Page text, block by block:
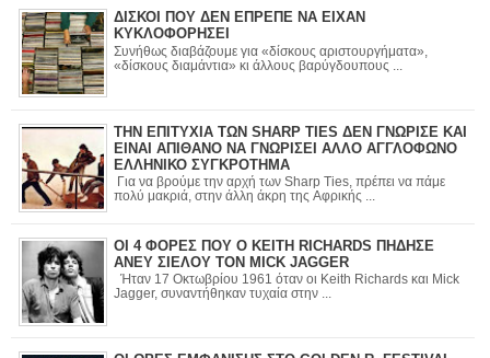
ΔΙΣΚΟΙ ΠΟΥ ΔΕΝ ΕΠΡΕΠΕ ΝΑ ΕΙΧΑΝ
ΚΥΚΛΟΦΟΡΗΣΕΙ
Συνήθως διαβάζουμε για «δίσκους αριστουργήματα»,
«δίσκους διαμάντια» κι άλλους βαρύγδουπους ...
ΤΗΝ ΕΠΙΤΥΧΙΑ ΤΩΝ SHARP TIES ΔΕΝ ΓΝΩΡΙΣΕ ΚΑΙ
ΕΙΝΑΙ ΑΠΙΘΑΝΟ ΝΑ ΓΝΩΡΙΣΕΙ ΑΛΛΟ ΑΓΓΛΟΦΩΝΟ
ΕΛΛΗΝΙΚΟ ΣΥΓΚΡΟΤΗΜΑ
Για να βρούμε την αρχή των Sharp Ties, πρέπει να πάμε
πολύ μακριά, στην άλλη άκρη της Αφρικής ...
ΟΙ 4 ΦΟΡΕΣ ΠΟΥ Ο KEITH RICHARDS ΠΗΔΗΣΕ
ΑΝΕΥ ΣΙΕΛΟΥ ΤΟΝ MICK JAGGER
Ήταν 17 Οκτωβρίου 1961 όταν οι Keith Richards και Mick
Jagger, συναντήθηκαν τυχαία στην ...